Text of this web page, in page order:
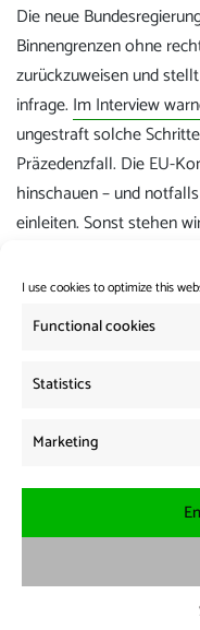
I use cookies to optimize this
Functional cookies
Statistics
Marketing
Die neue
Binnengrenzen ohne
zurückzuweisen und
infrage. Im Interview
ungestraft solche
Präzedenzfall. Die EU-
hinschauen – und
einleiten. Sonst stehen
Category: Press review
Post
Previous:
Previous
Neue Studie zu
Next
Neue Studie zu
„Teuer, herzlos, nutzlos“